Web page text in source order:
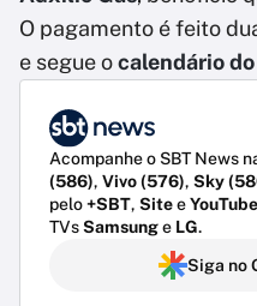
O pagamento é feito
e segue ocalendário
Acompanhe o SBT News
(586), Vivo (576), Sky
pelo+SBT, SiteeYouTube
TVsSamsunge LG.
Siga no